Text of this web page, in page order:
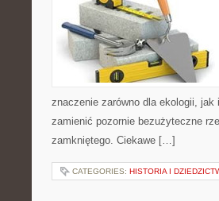
znaczenie zarówno dla ekologii,
zamienić pozornie bezużyteczne
zamkniętego. Ciekawe […]
CATEGORIES: HISTORIA I